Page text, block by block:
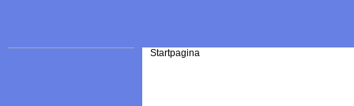
Startpagina